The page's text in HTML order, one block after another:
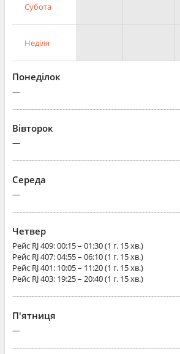
Субота
Неділя
Понеділок
—
Вівторок
—
Середа
—
Четвер
Рейс RJ 409: 00:15 – 01:30 (1 г. 15 хв.)
Рейс RJ 407: 04:55 – 06:10 (1 г. 15 хв.)
Рейс RJ 401: 10:05 – 11:20 (1 г. 15 хв.)
Рейс RJ 403: 19:25 – 20:40 (1 г. 15 хв.)
П'ятниця
—